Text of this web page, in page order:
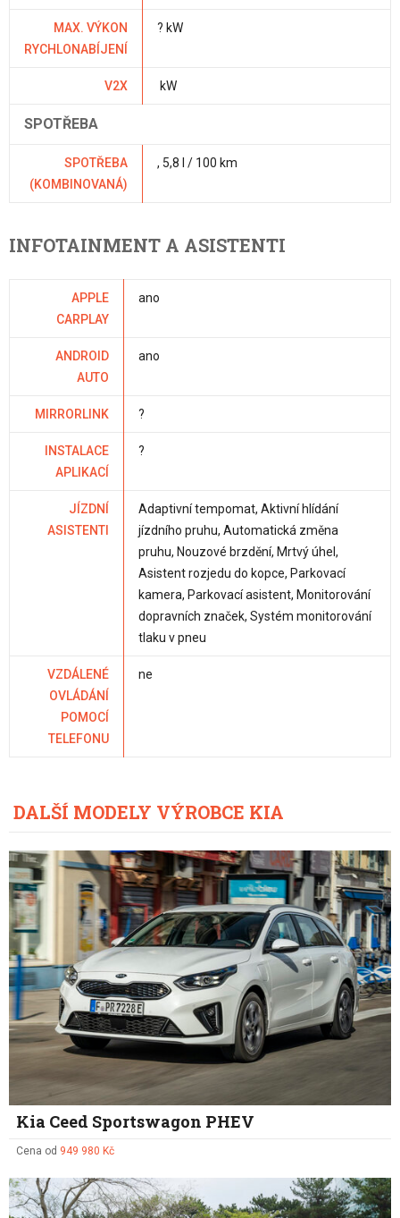
MAX. VÝKON
RYCHLONABÍJENÍ
? kW
V2X kW
SPOTŘEBA
SPOTŘEBA
(KOMBINOVANÁ)
, 5,8 l / 100 km
INFOTAINMENT A ASISTENTI
APPLE
CARPLAY
ano
ANDROID
AUTO
ano
MIRRORLINK ?
INSTALACE
APLIKACÍ
?
JÍZDNÍ
ASISTENTI
Adaptivní tempomat, Aktivní hlídání
jízdního pruhu, Automatická změna
pruhu, Nouzové brzdění, Mrtvý úhel,
Asistent rozjedu do kopce, Parkovací
kamera, Parkovací asistent, Monitorování
dopravních značek, Systém monitorování
tlaku v pneu
VZDÁLENÉ
OVLÁDÁNÍ
POMOCÍ
TELEFONU
ne
DALŠÍ MODELY VÝROBCE KIA
Kia Ceed Sportswagon PHEV
Cena od 949 980 Kč